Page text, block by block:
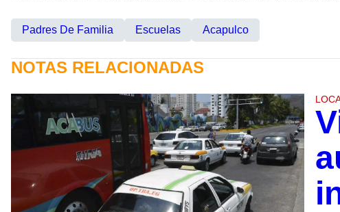
Padres De Familia Escuelas Acapulco
NOTAS RELACIONADAS